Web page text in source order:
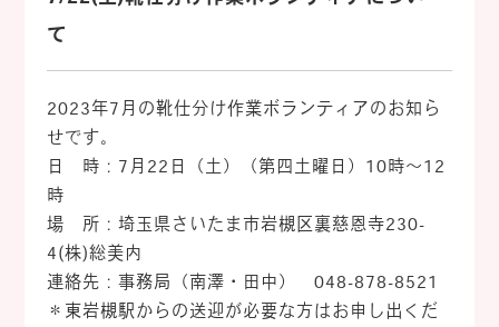
て
2023年7月の靴仕分け作業ボランティアのお知ら
せです。
日 時：7月22日（土）（第四土曜日）10時～12
時
場 所：埼玉県さいたま市岩槻区裏慈恩寺230-
4(株)総美内
連絡先：事務局（南澤・田中） 048-878-8521
＊東岩槻駅からの送迎が必要な方はお申し出くだ